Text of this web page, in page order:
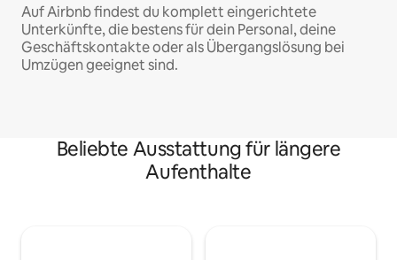
Auf Airbnb findest du komplett eingerichtete
Unterkünfte, die bestens für dein Personal, deine
Geschäftskontakte oder als Übergangslösung bei
Umzügen geeignet sind.
Beliebte Ausstattung für längere
Aufenthalte